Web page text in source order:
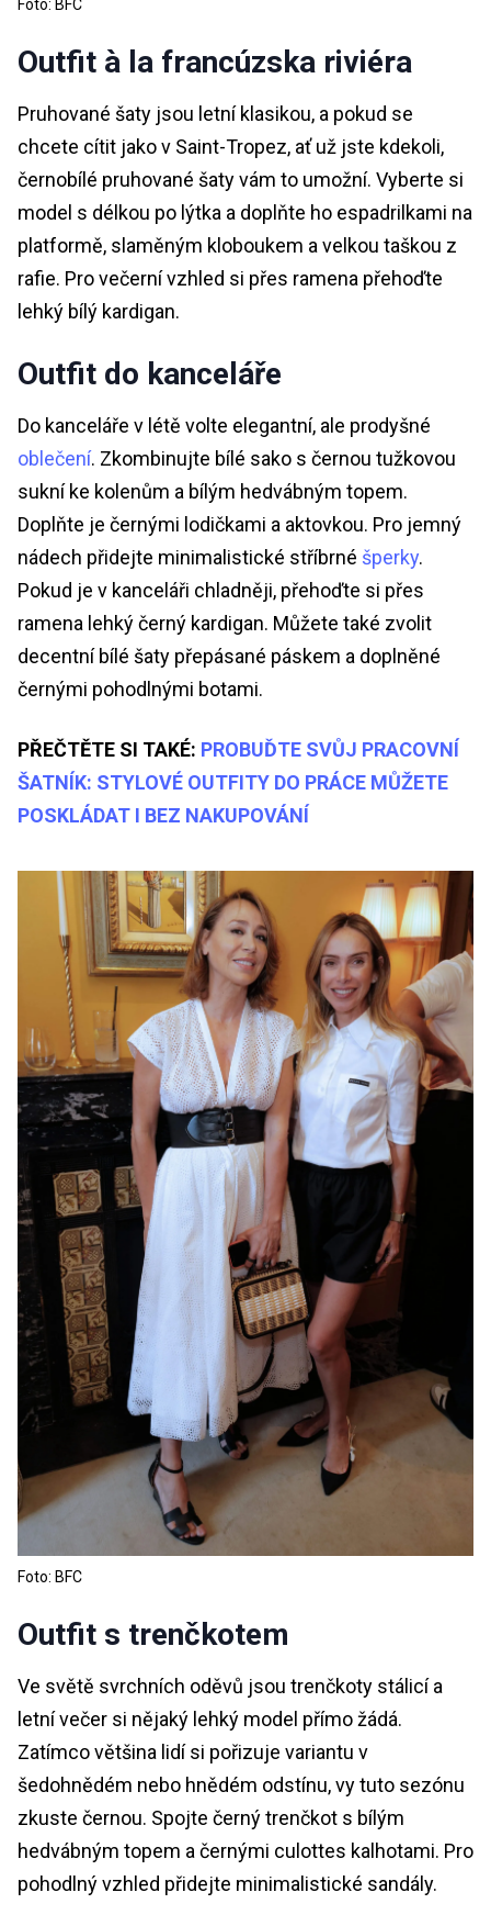
Foto: BFC
Outfit à la francúzska riviéra
Pruhované šaty jsou letní klasikou, a pokud se
chcete cítit jako v Saint-Tropez, ať už jste kdekoli,
černobílé pruhované šaty vám to umožní. Vyberte si
model s délkou po lýtka a doplňte ho espadrilkami na
platformě, slaměným kloboukem a velkou taškou z
rafie. Pro večerní vzhled si přes ramena přehoďte
lehký bílý kardigan.
Outfit do kanceláře
Do kanceláře v létě volte elegantní, ale prodyšné
oblečení. Zkombinujte bílé sako s černou tužkovou
sukní ke kolenům a bílým hedvábným topem.
Doplňte je černými lodičkami a aktovkou. Pro jemný
nádech přidejte minimalistické stříbrné šperky.
Pokud je v kanceláři chladněji, přehoďte si přes
ramena lehký černý kardigan. Můžete také zvolit
decentní bílé šaty přepásané páskem a doplněné
černými pohodlnými botami.
PŘEČTĚTE SI TAKÉ: PROBUĎTE SVŮJ PRACOVNÍ
ŠATNÍK: STYLOVÉ OUTFITY DO PRÁCE MŮŽETE
POSKLÁDAT I BEZ NAKUPOVÁNÍ
Foto: BFC
Outfit s trenčkotem
Ve světě svrchních oděvů jsou trenčkoty stálicí a
letní večer si nějaký lehký model přímo žádá.
Zatímco většina lidí si pořizuje variantu v
šedohnědém nebo hnědém odstínu, vy tuto sezónu
zkuste černou. Spojte černý trenčkot s bílým
hedvábným topem a černými culottes kalhotami. Pro
pohodlný vzhled přidejte minimalistické sandály.